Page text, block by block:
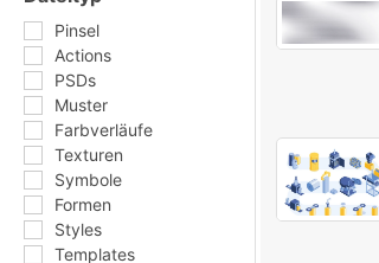
Pinsel
Actions
PSDs
Muster
Farbverläufe
Texturen
Symbole
Formen
Styles
Templates